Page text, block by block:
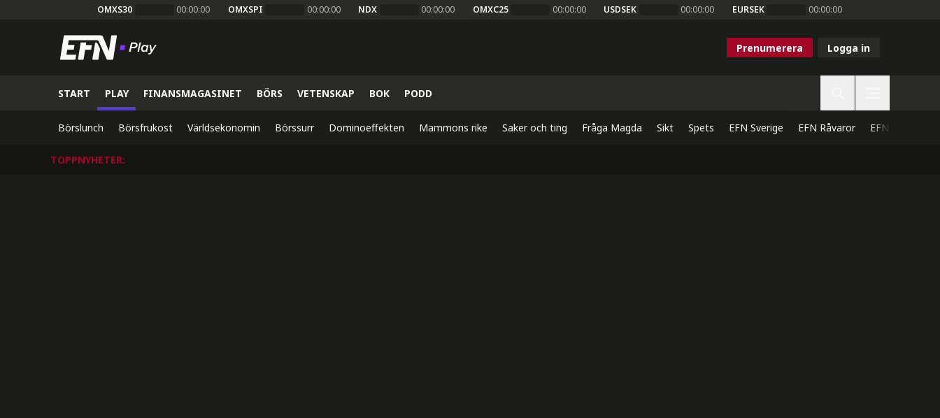
OMXS30 00:00:00 OMXSPI 00:00:00 NDX 00:00:00 OMXC25 00:00:00 USDSEK 00:00:00 EURSEK 00:00:00
Prenumerera Logga in
START PLAY FINANSMAGASINET BÖRS VETENSKAP BOK PODD
Börslunch Börsfrukost Världsekonomin Börssurr Dominoeffekten Mammons rike Saker och ting Fråga Magda Sikt Spets EFN Sverige EFN Råvaror EFN Direkt
TOPPNYHETER: